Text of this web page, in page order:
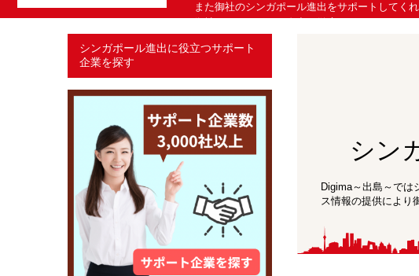
また御社のシンガポール進出をサポートしてく
シン
Digima～出島～では
ス情報の提供により
シンガポール進出に役立つサポート
企業を探す